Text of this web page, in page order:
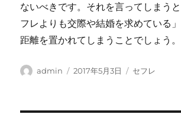
ないべきです。それを言ってしまう
フレよりも交際や結婚を求めている」
距離を置かれてしまうことでしょう。
投
admin
投
2017年5月3日
カ
セフレ